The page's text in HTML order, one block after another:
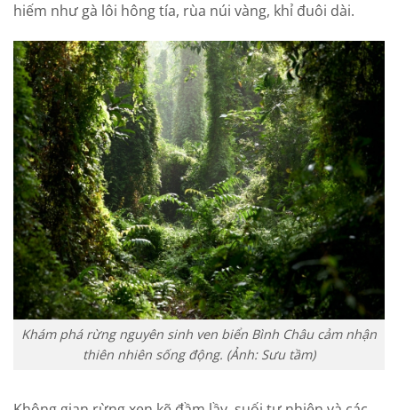
hiếm như gà lôi hông tía, rùa núi vàng, khỉ đuôi dài.
Khám phá rừng nguyên sinh ven biển Bình Châu cảm nhận
thiên nhiên sống động. (Ảnh: Sưu tầm)